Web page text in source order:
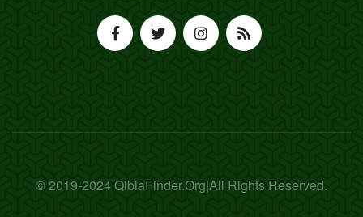
© 2019-2024 QiblaFinder.Org|All Rights Reserved.